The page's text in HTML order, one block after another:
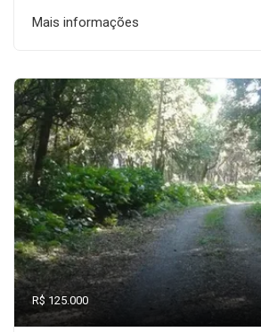
Mais informações
R$ 125.000